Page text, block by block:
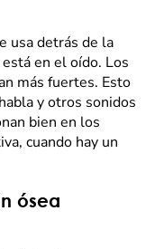
usa detrás de la
en el oído. Los
más fuertes. Esto
y otros sonidos
bien en los
cuando hay un
ósea